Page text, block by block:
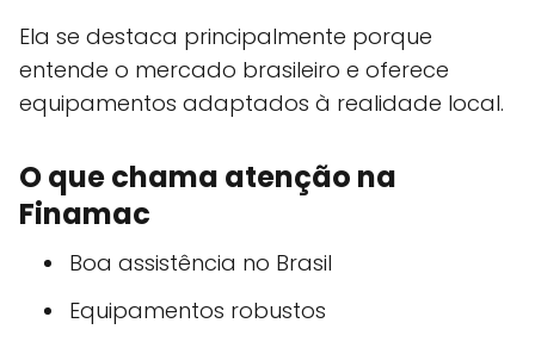
Ela se destaca principalmente porque
entende o mercado brasileiro e oferece
equipamentos adaptados à realidade local.
O que chama atenção na
Finamac
Boa assistência no Brasil
Equipamentos robustos